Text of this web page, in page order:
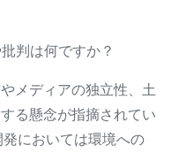
判は何ですか？
メディアの独立性、土
る懸念が指摘されてい
においては環境への